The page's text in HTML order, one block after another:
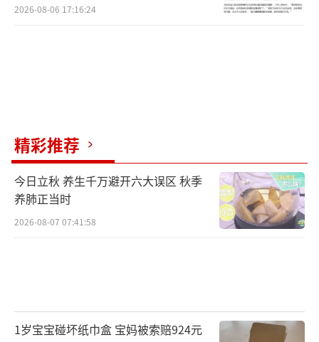
2026-08-06 17:16:24
精彩推荐
今日立秋 养生千万避开六大误区 秋季
养肺正当时
2026-08-07 07:41:58
1岁宝宝碰坏纸巾盒 宝妈被索赔924元